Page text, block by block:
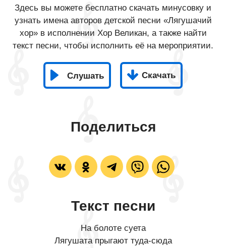
Здесь вы можете бесплатно скачать минусовку и
узнать имена авторов детской песни «Лягушачий
хор» в исполнении Хор Великан, а также найти
текст песни, чтобы исполнить её на мероприятии.
Слушать Скачать
Поделиться
Текст песни
На болоте суета
Лягушата прыгают туда-сюда